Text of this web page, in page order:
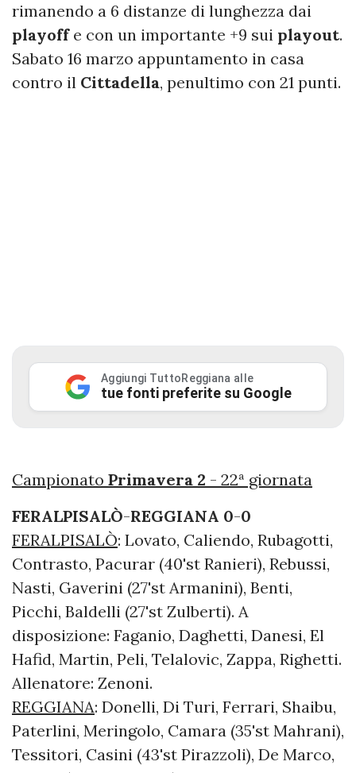
rimanendo a 6 distanze di lunghezza dai
playoffe con un importante +9 sui playout.
Sabato 16 marzo appuntamento in casa
contro il Cittadella, penultimo con 21 punti.
Aggiungi TuttoReggiana alle
tue fonti preferite su Google
Campionato Primavera 2 - 22ª giornata
FERALPISALÒ-REGGIANA 0-0
FERALPISALÒ: Lovato, Caliendo, Rubagotti,
Contrasto, Pacurar (40'st Ranieri), Rebussi,
Nasti, Gaverini (27'st Armanini), Benti,
Picchi, Baldelli (27'st Zulberti). A
disposizione: Faganio, Daghetti, Danesi, El
Hafid, Martin, Peli, Telalovic, Zappa, Righetti.
Allenatore: Zenoni.
REGGIANA: Donelli, Di Turi, Ferrari, Shaibu,
Paterlini, Meringolo, Camara (35'st Mahrani),
Tessitori, Casini (43'st Pirazzoli), De Marco,